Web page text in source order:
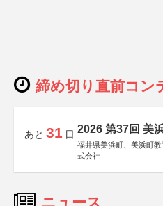
締め切り直前コン
あと 31 日 2026 第37回 美
福井県美浜町、美浜町
式会社
ニュース